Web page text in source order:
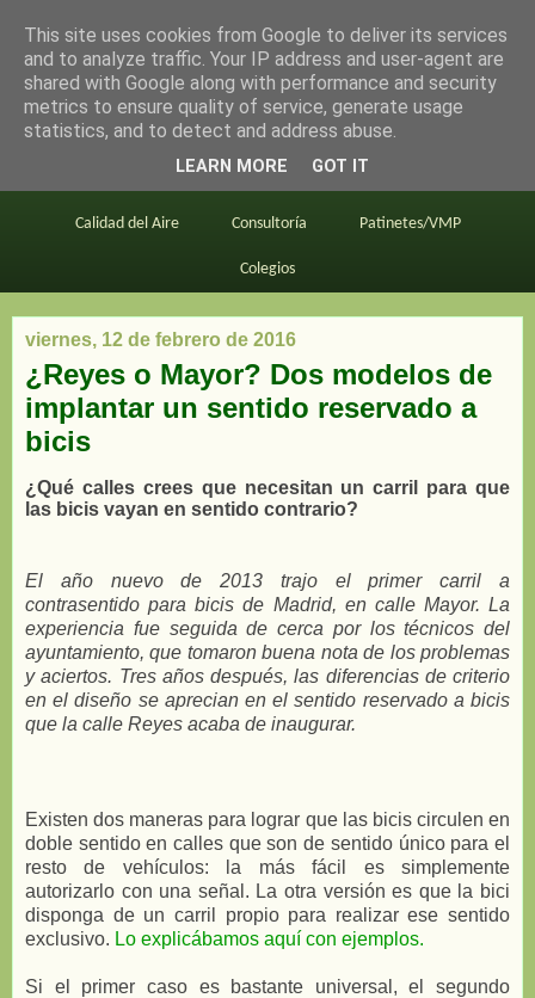
en bici por madrid
Este blog BiciMAD Primeros consejos
Calidad del Aire Consultoría Patinetes/VMP
Colegios
viernes, 12 de febrero de 2016
¿Reyes o Mayor? Dos modelos de
implantar un sentido reservado a
bicis
¿Qué calles crees que necesitan un carril para que
las bicis vayan en sentido contrario?
El año nuevo de 2013 trajo el primer carril a
contrasentido para bicis de Madrid, en calle Mayor. La
experiencia fue seguida de cerca por los técnicos del
ayuntamiento, que tomaron buena nota de los problemas
y aciertos. Tres años después, las diferencias de criterio
en el diseño se aprecian en el sentido reservado a bicis
que la calle Reyes acaba de inaugurar.
Existen dos maneras para lograr que las bicis circulen en
doble sentido en calles que son de sentido único para el
resto de vehículos: la más fácil es simplemente
autorizarlo con una señal. La otra versión es que la bici
disponga de un carril propio para realizar ese sentido
exclusivo. Lo explicábamos aquí con ejemplos.
Si el primer caso es bastante universal, el segundo
This site uses cookies from Google to deliver its services
and to analyze traffic. Your IP address and user-agent are
shared with Google along with performance and security
metrics to ensure quality of service, generate usage
statistics, and to detect and address abuse.
LEARN MORE GOT IT